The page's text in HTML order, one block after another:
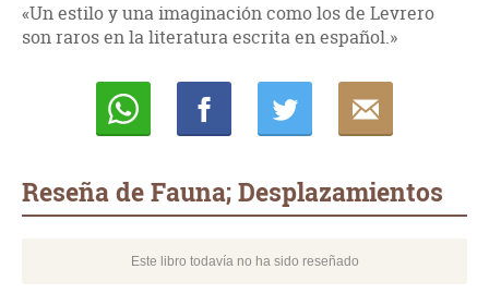
«Un estilo y una imaginación como los de Levrero
son raros en la literatura escrita en español.»
Reseña de Fauna; Desplazamientos
Este libro todavía no ha sido reseñado